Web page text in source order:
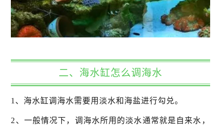
二、海水缸怎么调海水
1、海水缸调海水需要用淡水和海盐进行勾兑。
2、一般情况下，调海水所用的淡水通常就是自来水，